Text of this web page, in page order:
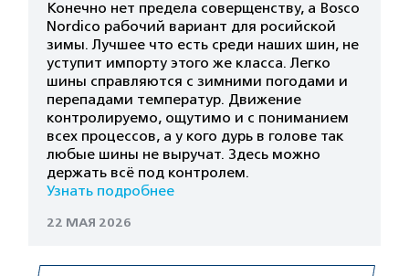
Конечно нет предела соверщенству, а Bosco
Nordico рабочий вариант для росийской
зимы. Лучшее что есть среди наших шин, не
уступит импорту этого же класса. Легко
шины справляются с зимними погодами и
перепадами температур. Движение
контролируемо, ощутимо и с пониманием
всех процессов, а у кого дурь в голове так
любые шины не выручат. Здесь можно
держать всё под контролем.
Узнать подробнее
22 МАЯ 2026